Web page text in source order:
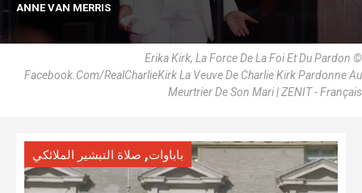
ANNE VAN MERRIS
Erika Kirk, La Force De La Foi Et Du Pardon ©
Facebook.Com/RealCharlieKirk La Veuve De Charlie Kirk Pardonne Au
Meurtrier De Son Mari | ZENIT - Français
باباوات, صلاة التبشير الملائكي